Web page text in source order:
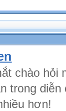
chào hỏi
trong diễn
hơn!